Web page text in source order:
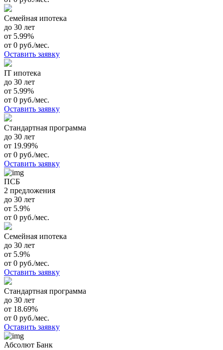
Семейная ипотека
до 30 лет
от 5.99%
от 0 руб./мес.
Оставить заявку
IT ипотека
до 30 лет
от 5.99%
от 0 руб./мес.
Оставить заявку
Стандартная программа
до 30 лет
от 19.99%
от 0 руб./мес.
Оставить заявку
ПСБ
2 предложения
до 30 лет
от 5.9%
от 0 руб./мес.
Семейная ипотека
до 30 лет
от 5.9%
от 0 руб./мес.
Оставить заявку
Стандартная программа
до 30 лет
от 18.69%
от 0 руб./мес.
Оставить заявку
Абсолют Банк